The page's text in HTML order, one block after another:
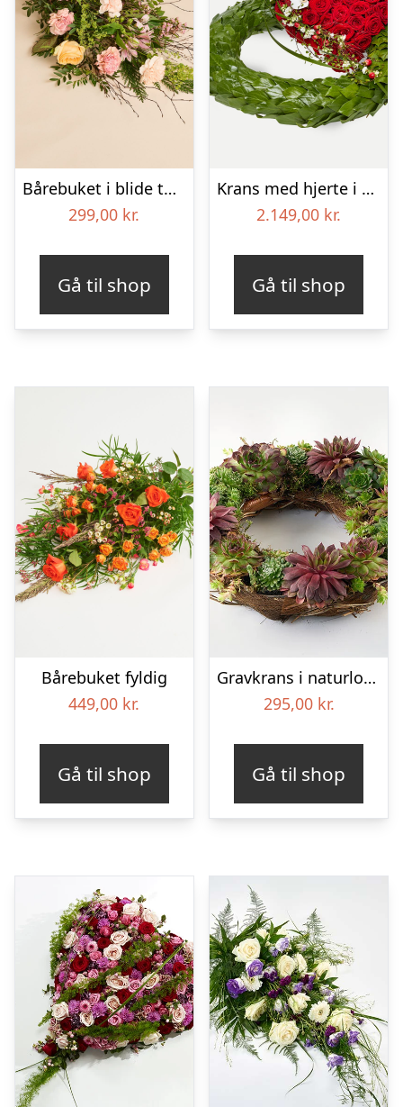
Bårebuket i blide toner
299,00 kr.
Gå til shop
Krans med hjerte i klassisk stil – rød og hvid
2.149,00 kr.
Gå til shop
Bårebuket fyldig
449,00 kr.
Gå til shop
Gravkrans i naturlook – Blomster til begravelse
295,00 kr.
Gå til shop